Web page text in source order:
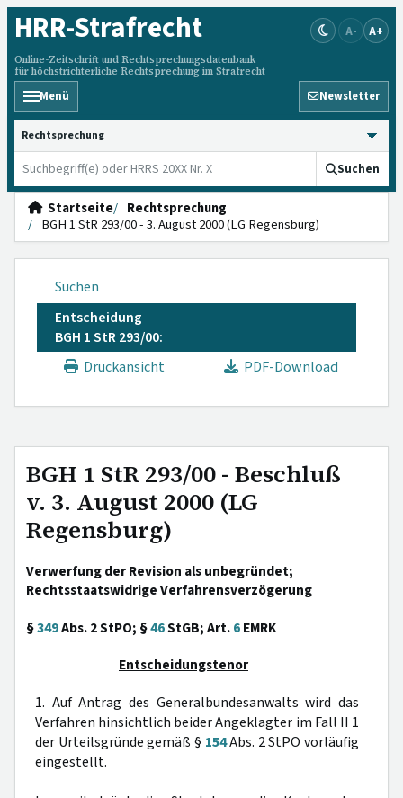
HRR-Strafrecht
Online-Zeitschrift und Rechtsprechungsdatenbank
für höchstrichterliche Rechtsprechung im Strafrecht
A- A+
Menü Newsletter
HRRS durchsuchen
Suchen
Startseite
Rechtsprechung
BGH 1 StR 293/00 - 3. August 2000 (LG Regensburg)
Suchen
Entscheidung
BGH 1 StR 293/00:
Druckansicht
PDF-Download
BGH 1 StR 293/00 - Beschluß
v. 3. August 2000 (LG
Regensburg)
Verwerfung der Revision als unbegründet;
Rechtsstaatswidrige Verfahrensverzögerung
§349Abs. 2 StPO; §46StGB; Art.6EMRK
Entscheidungstenor
1. Auf Antrag des Generalbundesanwalts wird das
Verfahren hinsichtlich beider Angeklagter im Fall II 1
der Urteilsgründe gemäß § 154Abs. 2 StPO vorläufig
eingestellt.